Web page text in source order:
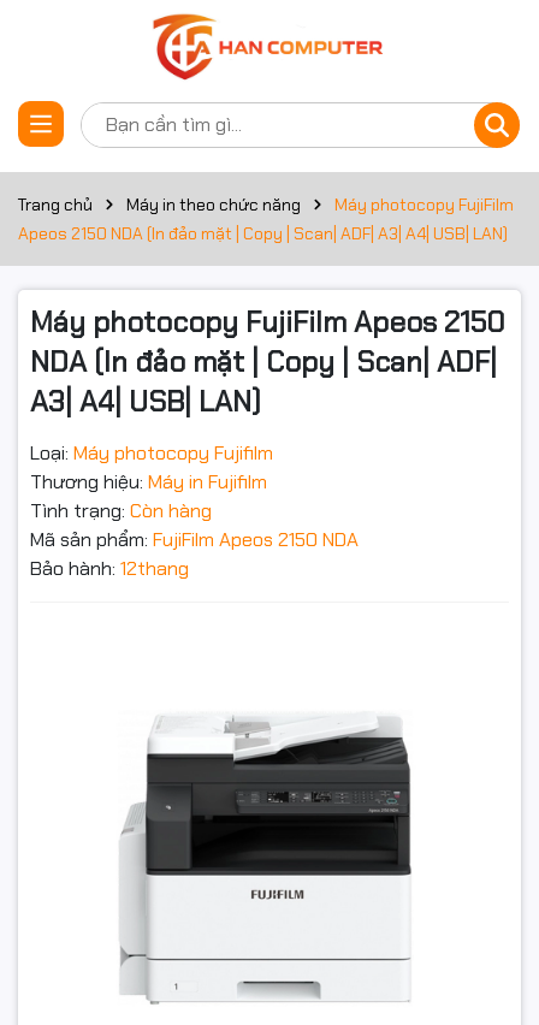
Trang chủ Máy in theo chức năng
Máy photocopy FujiFilm
Apeos 2150 NDA (In đảo mặt | Copy | Scan| ADF| A3| A4| USB| LAN)
Máy photocopy FujiFilm Apeos 2150
NDA (In đảo mặt | Copy | Scan| ADF|
A3| A4| USB| LAN)
Loại: Máy photocopy Fujifilm
Thương hiệu: Máy in Fujifilm
Tình trạng: Còn hàng
Mã sản phẩm: FujiFilm Apeos 2150 NDA
Bảo hành: 12thang
Thông số kỹ thuật
Chức năng cơ bản Copy/Print/Scan màu
Tốc độ 21 trang/phút
Có sẵn
Bộ đảo bản sao
Duplex
Có sẵn
Bộ nhớ 512 MB
Độ phân giải quét 600x600 dpi
Độ phân giải in 600x600 dpi
Thời gian khởi động 18 giây hoặc ít hơn
Sức chứa khay giấy
250 tờ
Chuẩn: USB 2.0 ,Ethenrnet 100 BASE-TX/ 10
BASE – T
Đặt trước sản phẩm
Đặt trước sản phẩm để nhận thêm nhiều ưu đãi bạn